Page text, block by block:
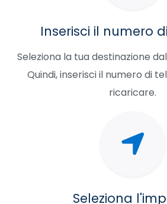
Inserisci il numero
Seleziona la tua destinazione
Quindi, inserisci il numero di
ricaricare.
Seleziona